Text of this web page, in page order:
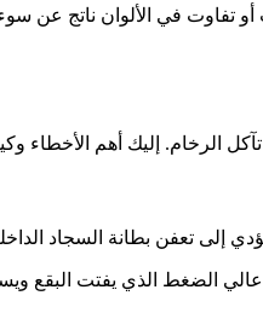
تفاوت في الألوان ناتج عن
الرخام. إليك أهم الأخطاء
إلى تعفن بطانة السجاد
عالي الضغط الذي يفتت